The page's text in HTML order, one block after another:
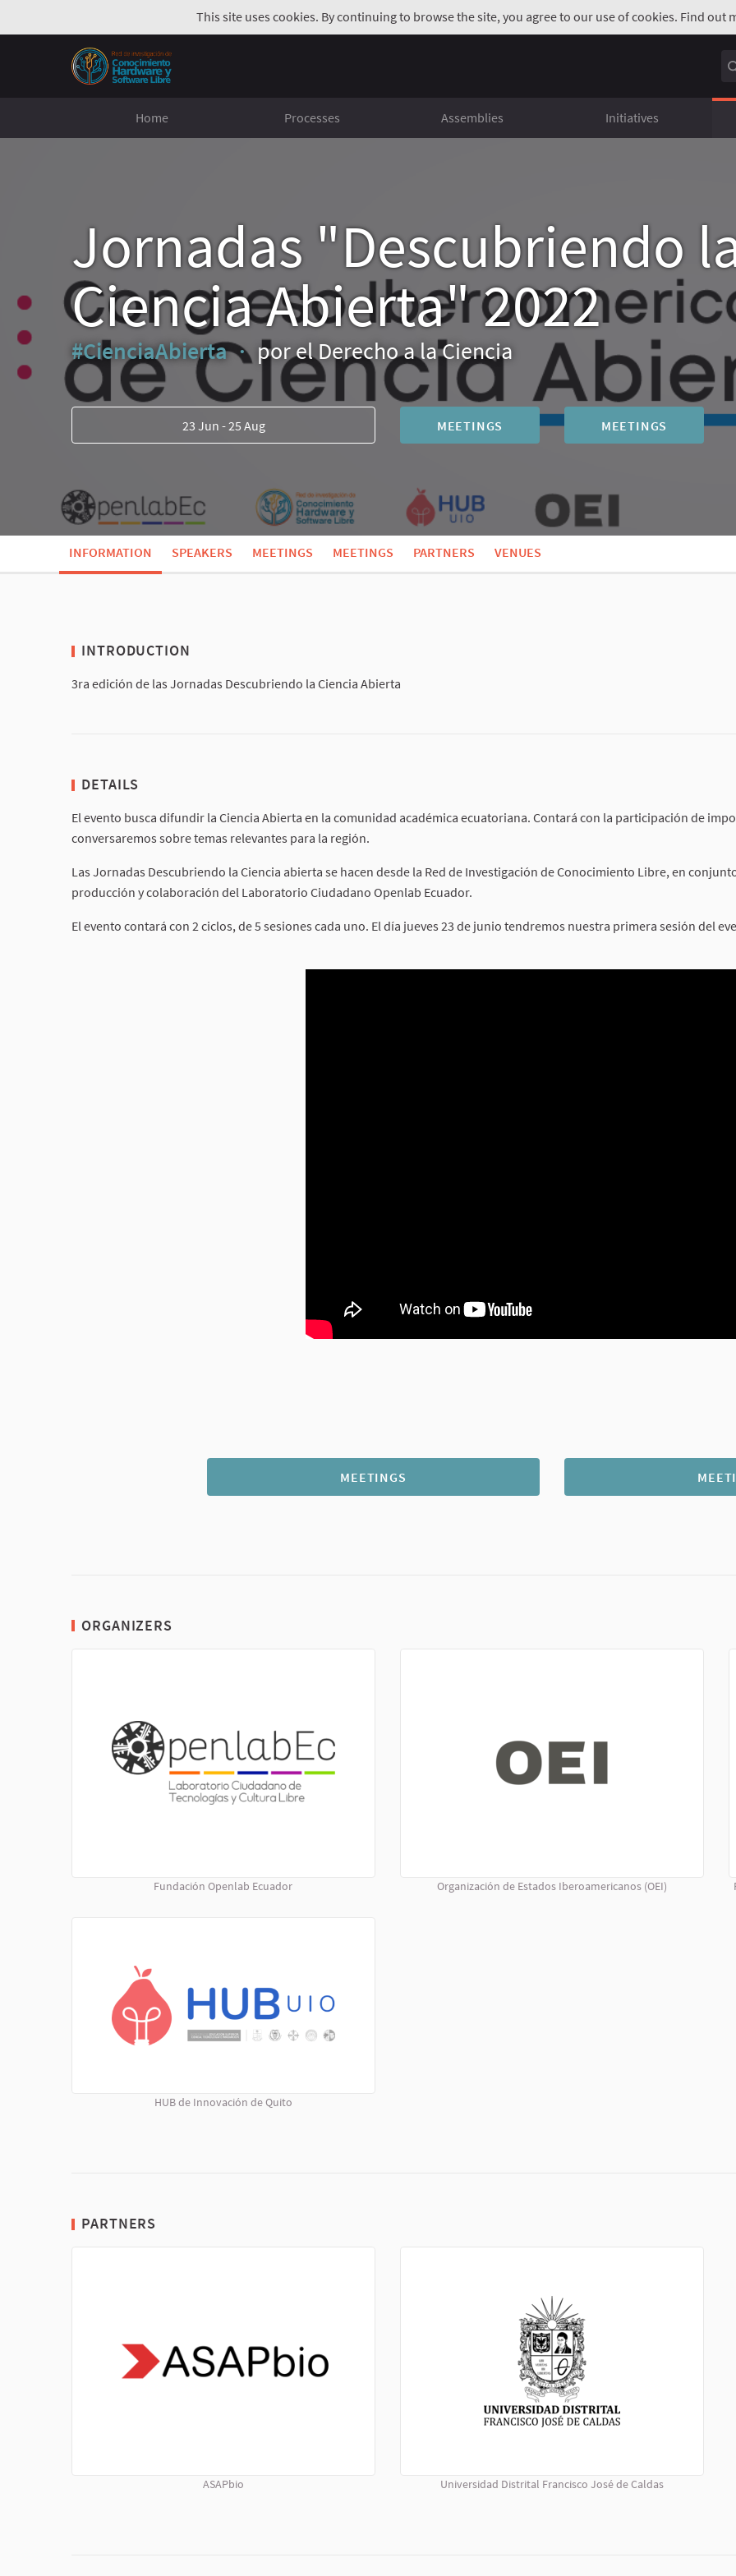
This site uses cookies. By continuing to browse the site, you agree to our use of cookies. Find out
Home Processes Assemblies Initiatives
Jornadas "Descubriendo
Ciencia Abierta" 2022
#CienciaAbierta por el Derecho a la Ciencia
23 Jun - 25 Aug MEETINGS MEETINGS
INFORMATION SPEAKERS MEETINGS MEETINGS PARTNERS VENUES
INTRODUCTION
3ra edición de las Jornadas Descubriendo la Ciencia Abierta
DETAILS
El evento busca difundir la Ciencia Abierta en la comunidad académica ecuatoriana. Contará con la participación de
conversaremos sobre temas relevantes para la región.
Las Jornadas Descubriendo la Ciencia abierta se hacen desde la Red de Investigación de Conocimiento Libre, en
producción y colaboración del Laboratorio Ciudadano Openlab Ecuador.
El evento contará con 2 ciclos, de 5 sesiones cada uno. El día jueves 23 de junio tendremos nuestra primera sesión del
MEETINGS
ORGANIZERS
Fundación Openlab Ecuador Organización de Estados Iberoamericanos (OEI)
HUB de Innovación de Quito
PARTNERS
ASAPbio Universidad Distrital Francisco José de Caldas